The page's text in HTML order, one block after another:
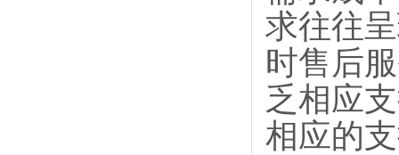
求往往
时售后
乏相应
相应的